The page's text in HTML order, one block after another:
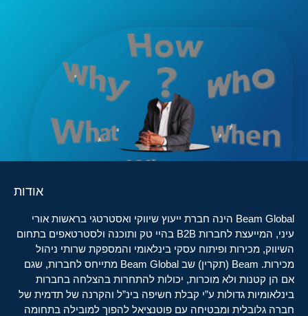
אודות
Beam Global הינה חברת ייעוץ שיווקי ואסטרטגי בראשות אורי
עיני, המייעצת לחברות B2B בהיי טק ותוכנה ולסטרטאפים בתחום
השיווק, מכירות ופיתוח עסקי בינלאומי והמספקת שרותי ניהול
מכירות. Beam (תקרין) שב Beam Global מתייחס לחברות, שגם
אם הן קטנות ולא מוכרות, יכולות להתחרות בהצלחה בחברות
בינלאומיות גדולות ע”י קבלת חשיפה בינ”ל והקרנה של תדמית של
חברה גלובלית ומבטיחה עם פוטנציאל להפוך למובילה בתחומה